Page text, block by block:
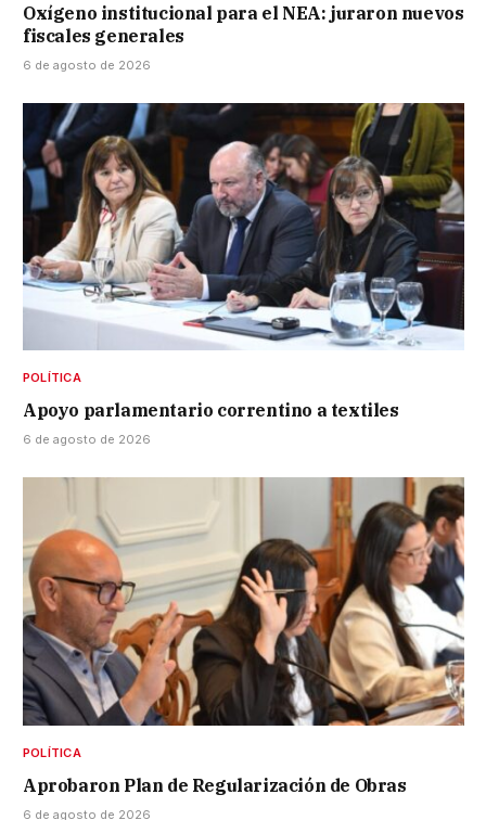
Oxígeno institucional para el NEA: juraron nuevos
fiscales generales
6 de agosto de 2026
POLÍTICA
Apoyo parlamentario correntino a textiles
6 de agosto de 2026
POLÍTICA
Aprobaron Plan de Regularización de Obras
6 de agosto de 2026